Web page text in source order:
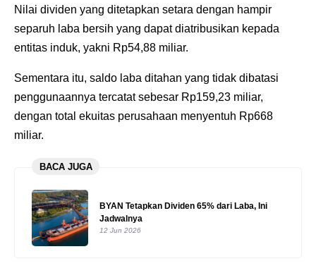
Nilai dividen yang ditetapkan setara dengan hampir
separuh laba bersih yang dapat diatribusikan kepada
entitas induk, yakni Rp54,88 miliar.
Sementara itu, saldo laba ditahan yang tidak dibatasi
penggunaannya tercatat sebesar Rp159,23 miliar,
dengan total ekuitas perusahaan menyentuh Rp668
miliar.
BACA JUGA
BYAN Tetapkan Dividen 65% dari Laba, Ini
Jadwalnya
12 Jun 2026